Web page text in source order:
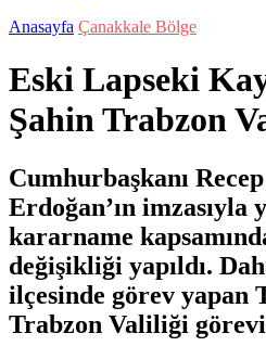
Anasayfa Çanakkale Bölge
Eski Lapseki
Şahin Trabzon
Cumhurbaşkanı
Erdoğan’ın
kararname
değişikliği yapıldı.
ilçesinde görev yapan
Trabzon Valiliği